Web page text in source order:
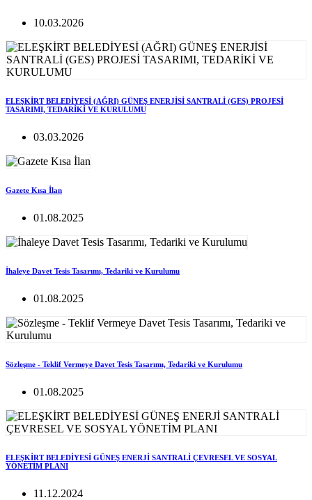
10.03.2026
ELEŞKİRT BELEDİYESİ (AĞRI) GÜNEŞ ENERJİSİ SANTRALİ (GES) PROJESİ
TASARIMI, TEDARİKİ VE KURULUMU
03.03.2026
Gazete Kısa İlan
01.08.2025
İhaleye Davet Tesis Tasarımı, Tedariki ve Kurulumu
01.08.2025
Sözleşme - Teklif Vermeye Davet Tesis Tasarımı, Tedariki ve Kurulumu
01.08.2025
ELEŞKİRT BELEDİYESİ GÜNEŞ ENERJİ SANTRALİ ÇEVRESEL VE SOSYAL
YÖNETİM PLANI
11.12.2024